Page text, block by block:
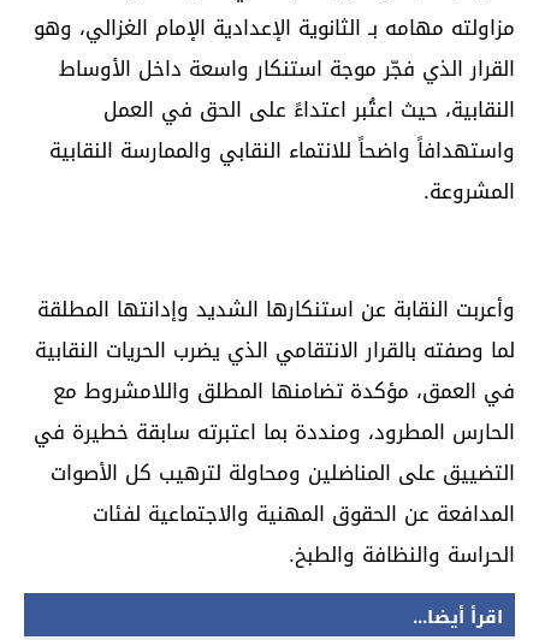
مزاولته مهامه بـ الثانوية الإعدادية الإمام الغزالي، وهو
القرار الذي فجّر موجة استنكار واسعة داخل الأوساط
النقابية، حيث اعتُبر اعتداءً على الحق في العمل
واستهدافاً واضحاً للانتماء النقابي والممارسة النقابية
المشروعة.
وأعربت النقابة عن استنكارها الشديد وإدانتها المطلقة
لما وصفته بالقرار الانتقامي الذي يضرب الحريات النقابية
في العمق، مؤكدة تضامنها المطلق واللامشروط مع
الحارس المطرود، ومنددة بما اعتبرته سابقة خطيرة في
التضييق على المناضلين ومحاولة لترهيب كل الأصوات
المدافعة عن الحقوق المهنية والاجتماعية لفئات
الحراسة والنظافة والطبخ.
اقرأ أيضا...